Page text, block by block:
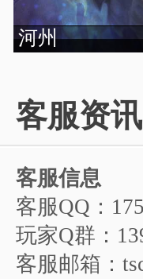
4
5
6
客服资讯
客服信息
客服QQ：
玩家Q群：
客服邮箱：